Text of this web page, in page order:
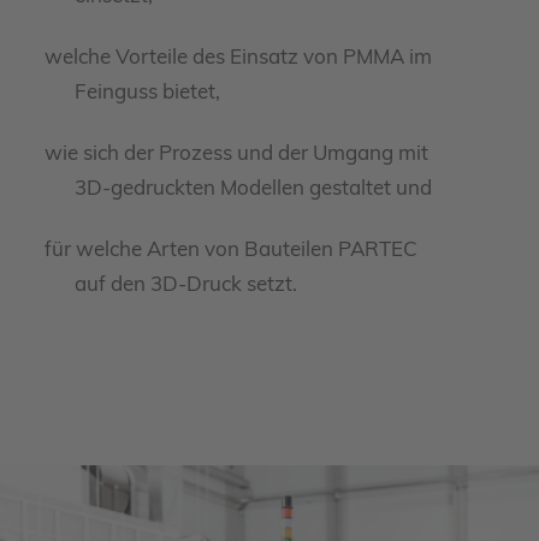
welche Vorteile des Einsatz von PMMA im
Feinguss bietet,
wie sich der Prozess und der Umgang mit
3D-gedruckten Modellen gestaltet und
für welche Arten von Bauteilen PARTEC
auf den 3D-Druck setzt.